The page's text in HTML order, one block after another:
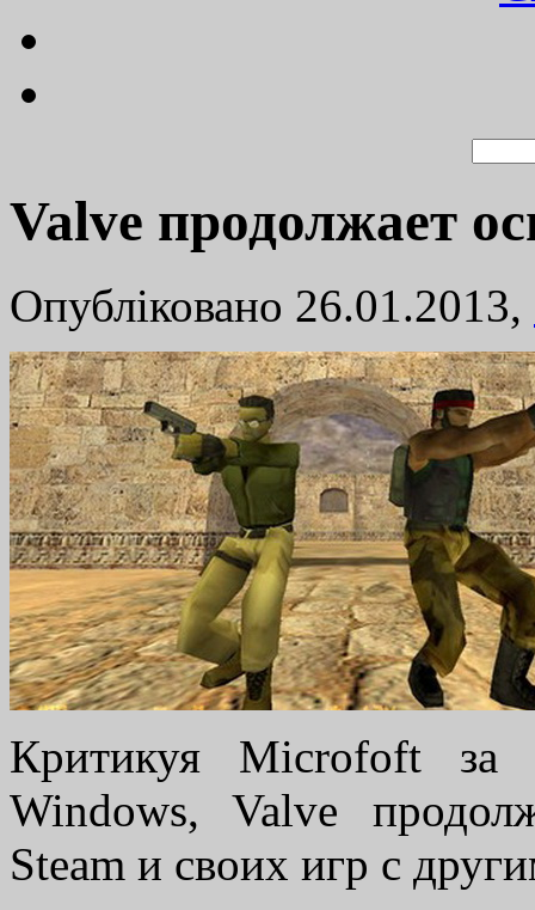
Valve продолжает
Опубліковано 26.01.2013,
Критикуя Microfoft за
Windows, Valve
Steam и своих игр с